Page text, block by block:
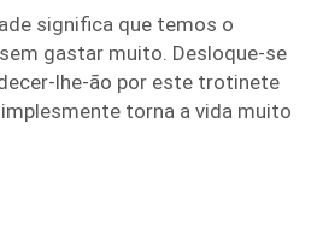
significa que temos o
gastar muito. Desloque-se
lhe-ão por este trotinete
torna a vida muito